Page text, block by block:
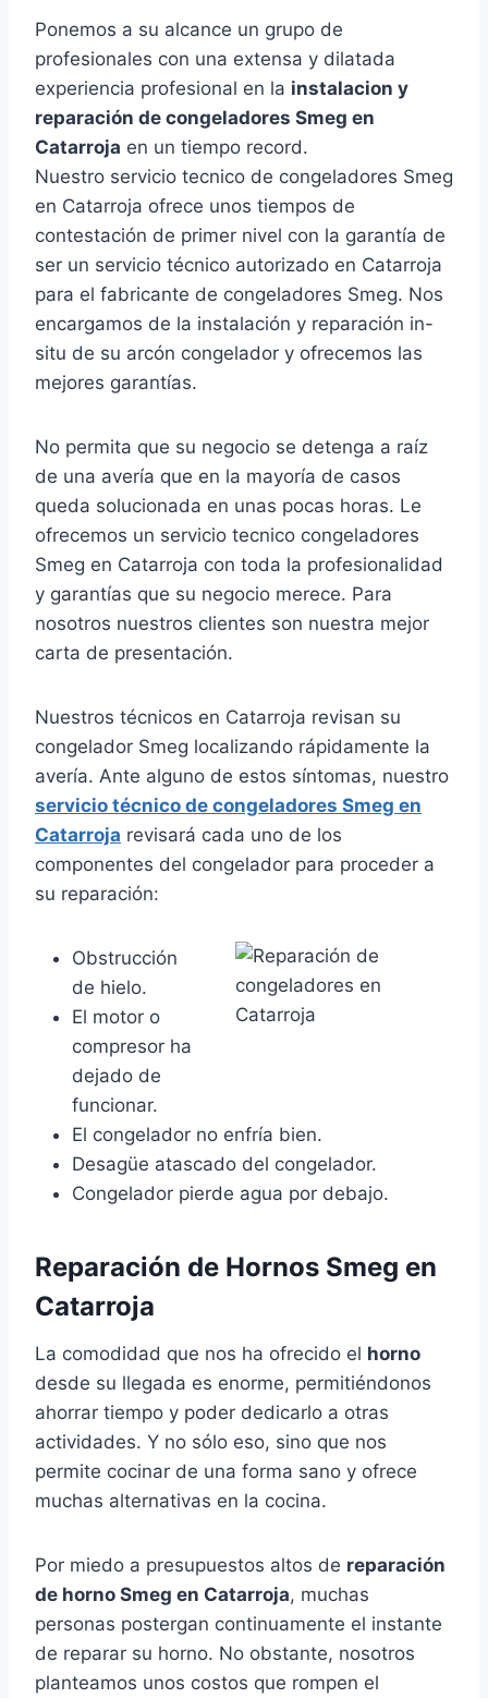
Ponemos a su alcance un grupo de
profesionales con una extensa y dilatada
experiencia profesional en la instalacion y
reparación de congeladores Smeg en
Catarroja en un tiempo record.
Nuestro servicio tecnico de congeladores Smeg
en Catarroja ofrece unos tiempos de
contestación de primer nivel con la garantía de
ser un servicio técnico autorizado en Catarroja
para el fabricante de congeladores Smeg. Nos
encargamos de la instalación y reparación in-
situ de su arcón congelador y ofrecemos las
mejores garantías.
No permita que su negocio se detenga a raíz
de una avería que en la mayoría de casos
queda solucionada en unas pocas horas. Le
ofrecemos un servicio tecnico congeladores
Smeg en Catarroja con toda la profesionalidad
y garantías que su negocio merece. Para
nosotros nuestros clientes son nuestra mejor
carta de presentación.
Nuestros técnicos en Catarroja revisan su
congelador Smeg localizando rápidamente la
avería. Ante alguno de estos síntomas, nuestro
servicio técnico de congeladores Smeg en
Catarroja revisará cada uno de los
componentes del congelador para proceder a
su reparación:
Obstrucción
de hielo.
El motor o
compresor ha
dejado de
funcionar.
El congelador no enfría bien.
Desagüe atascado del congelador.
Congelador pierde agua por debajo.
Reparación de Hornos Smeg en
Catarroja
La comodidad que nos ha ofrecido el horno
desde su llegada es enorme, permitiéndonos
ahorrar tiempo y poder dedicarlo a otras
actividades. Y no sólo eso, sino que nos
permite cocinar de una forma sano y ofrece
muchas alternativas en la cocina.
Por miedo a presupuestos altos de reparación
de horno Smeg en Catarroja, muchas
personas postergan continuamente el instante
de reparar su horno. No obstante, nosotros
planteamos unos costos que rompen el